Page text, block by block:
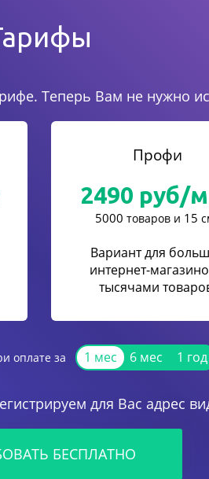
Теперь Вам не нужно
Профи
2490 руб/
5000 товаров и 15
Вариант для
интернет-
тысячами
оплате за 1 мес 6 мес 1 год
для Вас адрес
БЕСПЛАТНО